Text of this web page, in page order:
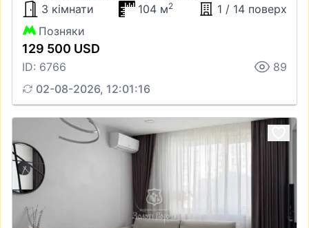
3 кімнати
104 м2
1 / 14 поверх
Позняки
129 500 USD
ID: 6766
89
02-08-2026, 12:01:16